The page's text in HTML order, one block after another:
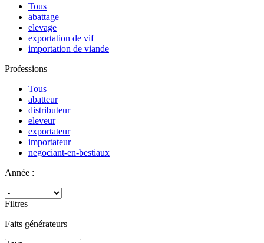
Tous
abattage
elevage
exportation de vif
importation de viande
Professions
Tous
abatteur
distributeur
eleveur
exportateur
importateur
negociant-en-bestiaux
Année :
Filtres
Faits générateurs